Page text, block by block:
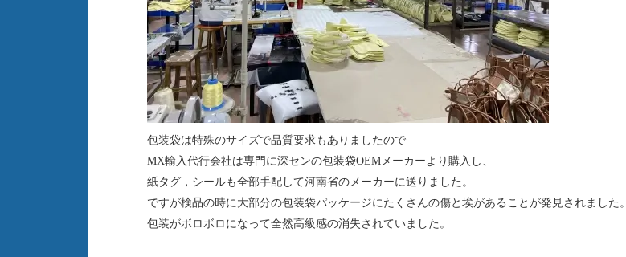
包装袋は特殊のサイズで品質要求もありましたので
MX輸入代行会社は専門に深センの包装袋OEMメーカーより購入し、
紙タグ，シールも全部手配して河南省のメーカーに送りました。
ですが検品の時に大部分の包装袋パッケージにたくさんの傷と埃があることが発見されました。
包装がボロボロになって全然高級感の消失されていました。